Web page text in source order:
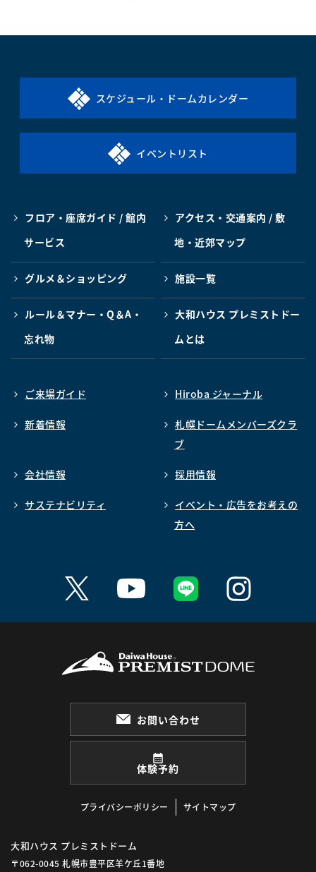
スケジュール・ドームカレンダー
イベントリスト
フロア・座席ガイド / 館内
サービス
アクセス・交通案内 / 敷
地・近郊マップ
グルメ＆ショッピング 施設一覧
ルール＆マナー・Q＆A・
忘れ物
大和ハウス プレミストドー
ムとは
ご来場ガイド Hiroba ジャーナル
新着情報
札幌ドームメンバーズクラ
ブ
会社情報 採用情報
サステナビリティ
イベント・広告をお考えの
方へ
お問い合わせ
体験予約
プライバシーポリシー サイトマップ
大和ハウス プレミストドーム
〒062-0045 札幌市豊平区羊ケ丘1番地